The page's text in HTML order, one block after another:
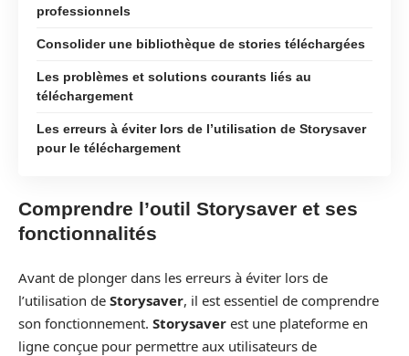
professionnels
Consolider une bibliothèque de stories téléchargées
Les problèmes et solutions courants liés au
téléchargement
Les erreurs à éviter lors de l’utilisation de Storysaver
pour le téléchargement
Comprendre l’outil Storysaver et ses
fonctionnalités
Avant de plonger dans les erreurs à éviter lors de
l’utilisation de Storysaver, il est essentiel de comprendre
son fonctionnement. Storysaver est une plateforme en
ligne conçue pour permettre aux utilisateurs de